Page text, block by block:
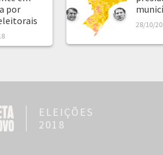
por
28/10/
ELEIÇÕES
2018